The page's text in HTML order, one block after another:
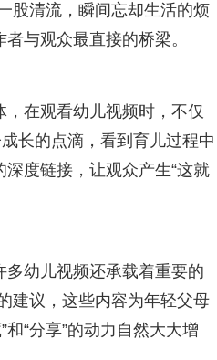
股清流，瞬间忘却生活的烦
与观众最直接的桥梁。
，在观看幼儿视频时，不仅
长的点滴，看到育儿过程中
度链接，让观众产生“这就
多幼儿视频还承载着重要的
建议，这些内容为年轻父母
“分享”的动力自然大大增